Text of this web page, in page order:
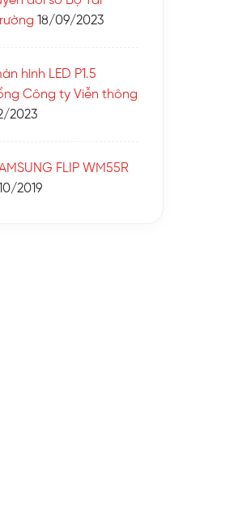
18/09/2023
hình LED P1.5
Công ty Viễn thông
2023
FLIP WM55R
2019